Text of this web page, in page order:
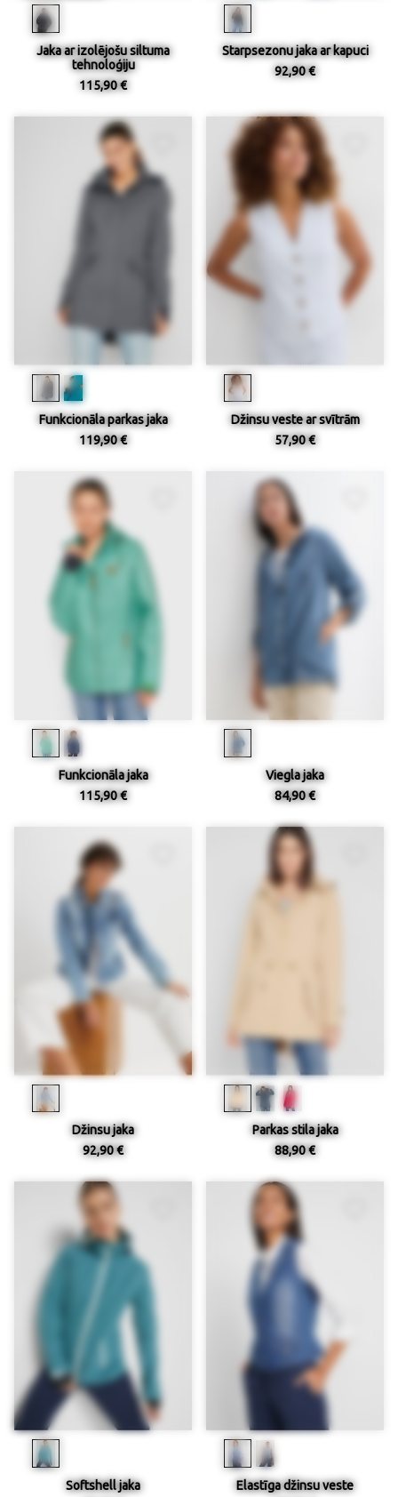
Jaka ar izolējošu siltuma
tehnoloģiju
115,90 €
Starpsezonu jaka ar kapuci
92,90 €
Funkcionāla parkas jaka
119,90 €
Džinsu veste ar svītrām
57,90 €
Funkcionāla jaka
115,90 €
Viegla jaka
84,90 €
Džinsu jaka
92,90 €
Parkas stila jaka
88,90 €
Softshell jaka
Elastīga džinsu veste